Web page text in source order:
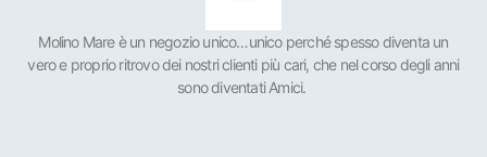
Molino Mare è un negozio unico…unico perché spesso diventa un
vero e proprio ritrovo dei nostri clienti più cari, che nel corso degli anni
sono diventati Amici.